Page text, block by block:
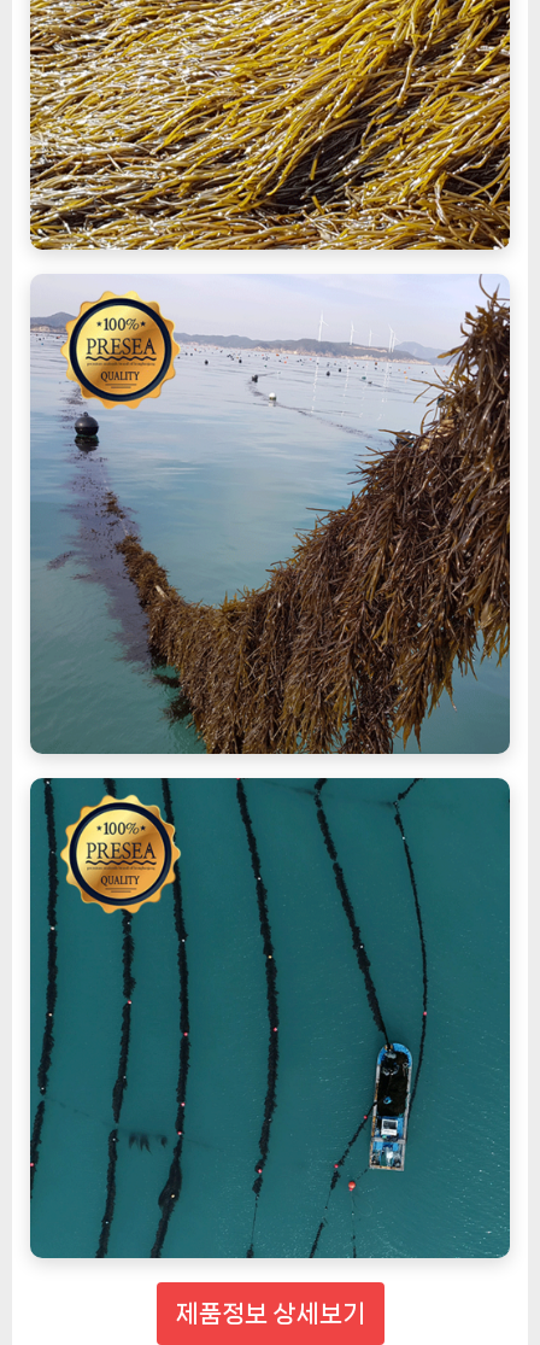
제품정보 상세보기